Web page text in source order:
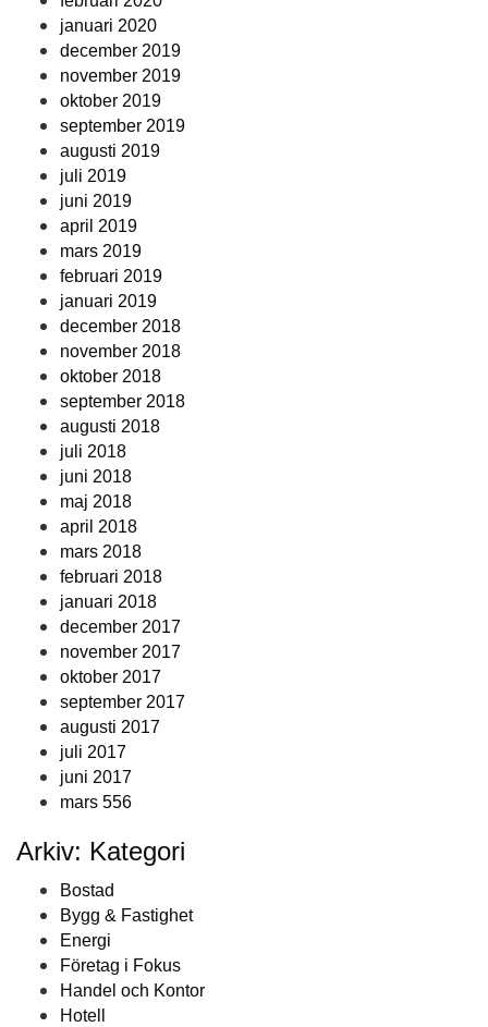
januari 2020
december 2019
november 2019
oktober 2019
september 2019
augusti 2019
juli 2019
juni 2019
april 2019
mars 2019
februari 2019
januari 2019
december 2018
november 2018
oktober 2018
september 2018
augusti 2018
juli 2018
juni 2018
maj 2018
april 2018
mars 2018
februari 2018
januari 2018
december 2017
november 2017
oktober 2017
september 2017
augusti 2017
juli 2017
juni 2017
mars 556
Arkiv: Kategori
Bostad
Bygg & Fastighet
Energi
Företag i Fokus
Handel och Kontor
Hotell